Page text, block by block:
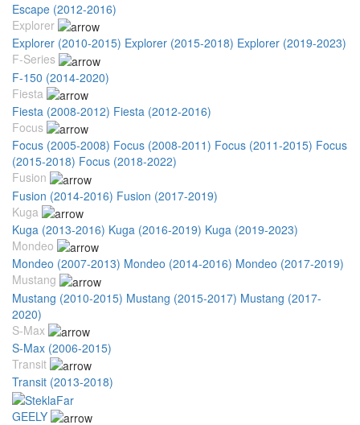
Escape (2012-2016)
Explorer
Explorer (2010-2015) Explorer (2015-2018) Explorer (2019-2023)
F-Series
F-150 (2014-2020)
Fiesta
Fiesta (2008-2012) Fiesta (2012-2016)
Focus
Focus (2005-2008) Focus (2008-2011) Focus (2011-2015) Focus
(2015-2018) Focus (2018-2022)
Fusion
Fusion (2014-2016) Fusion (2017-2019)
Kuga
Kuga (2013-2016) Kuga (2016-2019) Kuga (2019-2023)
Mondeo
Mondeo (2007-2013) Mondeo (2014-2016) Mondeo (2017-2019)
Mustang
Mustang (2010-2015) Mustang (2015-2017) Mustang (2017-
2020)
S-Max
S-Max (2006-2015)
Transit
Transit (2013-2018)
GEELY